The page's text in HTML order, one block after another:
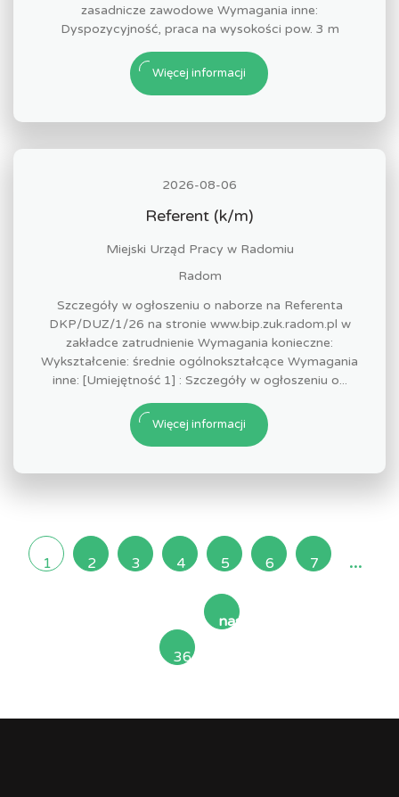
zasadnicze zawodowe Wymagania inne:
Dyspozycyjność, praca na wysokości pow. 3 m
Więcej informacji
2026-08-06
Referent (k/m)
Miejski Urząd Pracy w Radomiu
Radom
Szczegóły w ogłoszeniu o naborze na Referenta
DKP/DUZ/1/26 na stronie www.bip.zuk.radom.pl w
zakładce zatrudnienie Wymagania konieczne:
Wykształcenie: średnie ogólnokształcące Wymagania
inne: [Umiejętność 1] : Szczegóły w ogłoszeniu o...
Więcej informacji
1 2 3 4 5 6 7 ...
36
następna